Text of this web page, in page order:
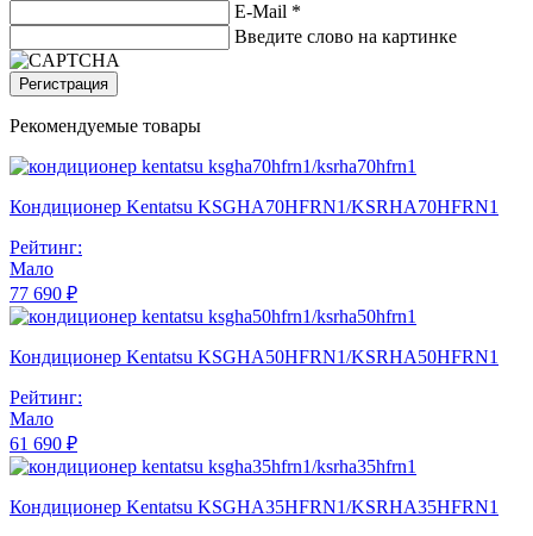
E-Mail *
Введите слово на картинке
Регистрация
Рекомендуемые товары
Кондиционер Kentatsu KSGHA70HFRN1/KSRHA70HFRN1
Рейтинг:
Мало
77 690 ₽
Кондиционер Kentatsu KSGHA50HFRN1/KSRHA50HFRN1
Рейтинг:
Мало
61 690 ₽
Кондиционер Kentatsu KSGHA35HFRN1/KSRHA35HFRN1